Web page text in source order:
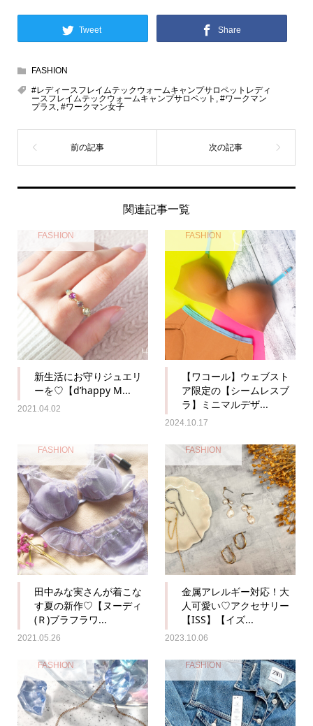
Tweet Share
FASHION
#レディースフレイムテックウォームキャンプサロペットレディ
ースフレイムテックウォームキャンプサロペット
#ワークマン
プラス #ワークマン女子
関連記事一覧
FASHION
新生活にお守りジュエリ
ーを♡【d’happy M...
2021.04.02
FASHION
【ワコール】ウェブスト
ア限定の【シームレスブ
ラ】ミニマルデザ...
2024.10.17
FASHION
田中みな実さんが着こな
す夏の新作♡【ヌーディ
(Ｒ)ブラフラワ...
2021.05.26
FASHION
金属アレルギー対応！大
人可愛い♡アクセサリー
【ISS】【イズ...
2023.10.06
FASHION FASHION